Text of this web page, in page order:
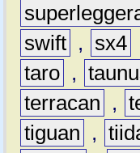
swift , sx4
taro ,
terracan
,
tiguan
,